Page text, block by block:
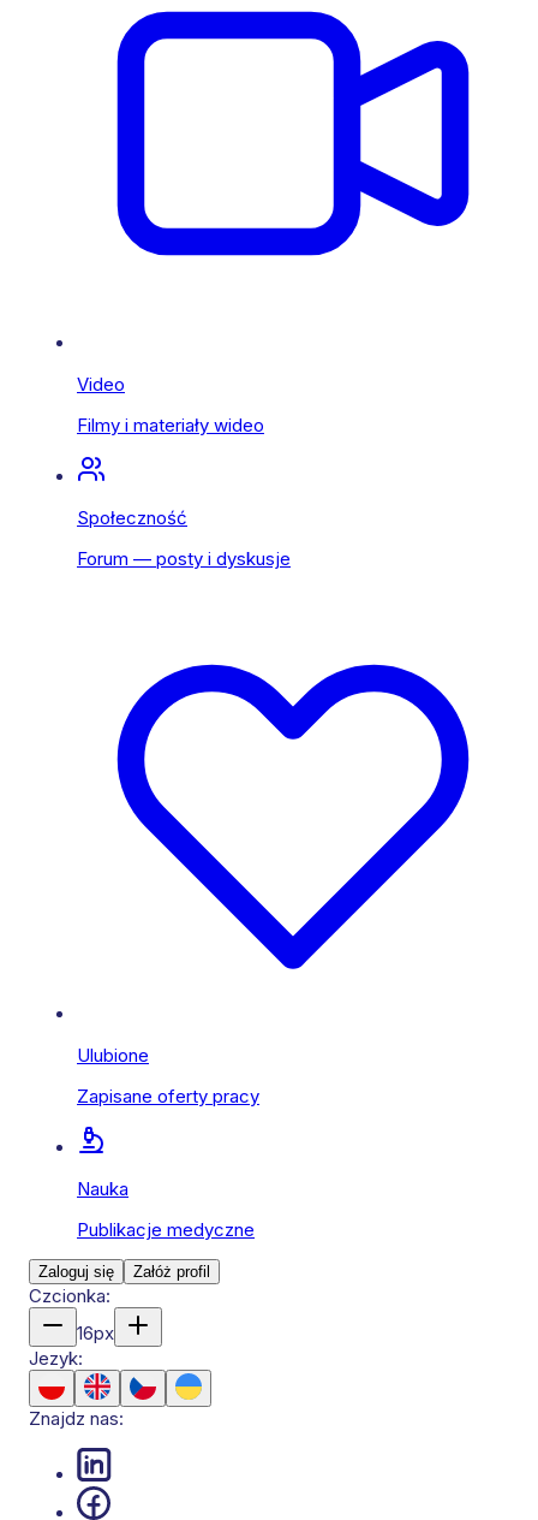
Video
Filmy i materiały wideo
Społeczność
Forum — posty i dyskusje
Ulubione
Zapisane oferty pracy
Nauka
Publikacje medyczne
Zaloguj się Załóż profil
Czcionka:
16px
Jezyk:
Znajdz nas: